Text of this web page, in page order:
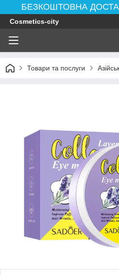
БЕЗКОШТОВНА
Cosmetics-city
Товари та послуги